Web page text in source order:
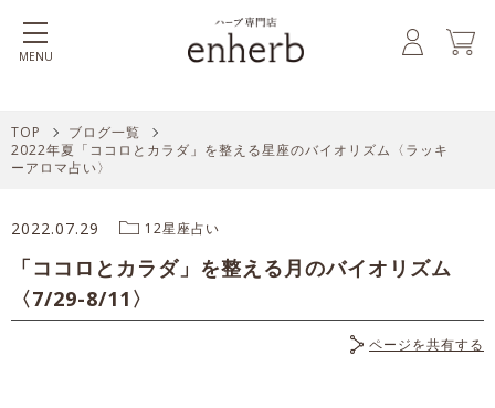
MENU
TOP
ブログ一覧
2022年夏「ココロとカラダ」を整える星座のバイオリズム〈ラッキ
ーアロマ占い〉
2022.07.29 12星座占い
「ココロとカラダ」を整える月のバイオリズム
〈7/29-8/11〉
ページを共有する